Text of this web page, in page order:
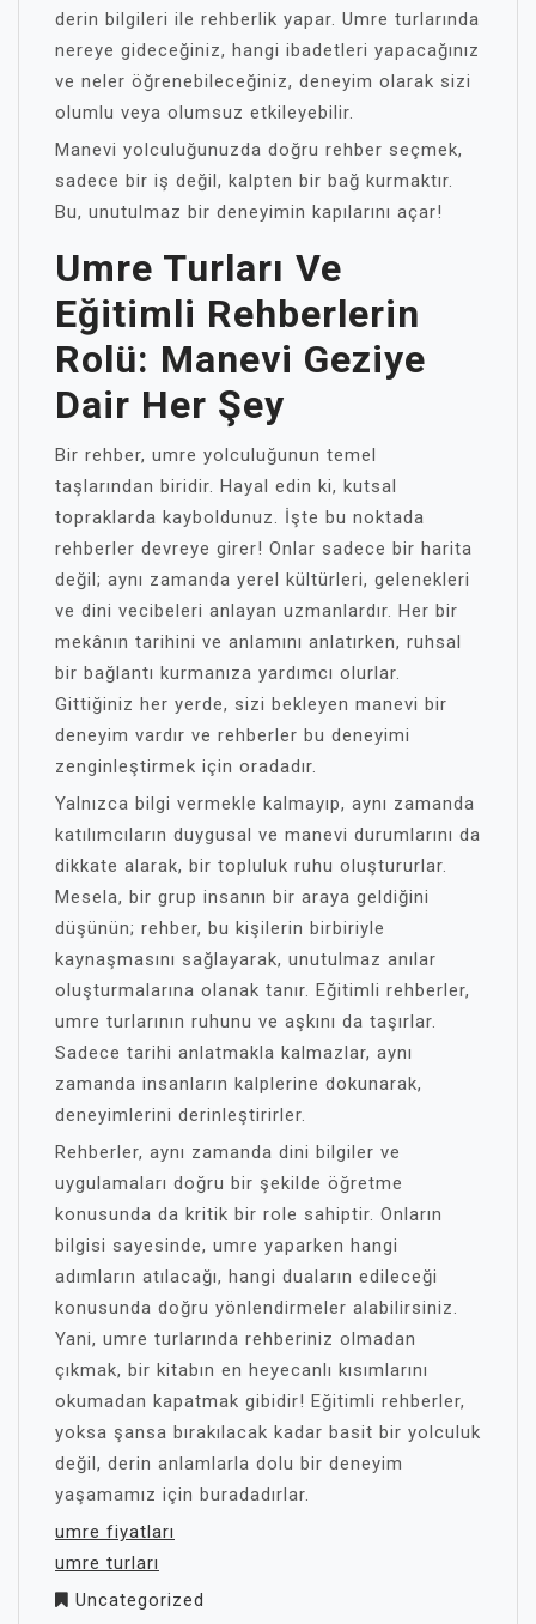
derin bilgileri ile rehberlik yapar. Umre turlarında
nereye gideceğiniz, hangi ibadetleri yapacağınız
ve neler öğrenebileceğiniz, deneyim olarak sizi
olumlu veya olumsuz etkileyebilir.
Manevi yolculuğunuzda doğru rehber seçmek,
sadece bir iş değil, kalpten bir bağ kurmaktır.
Bu, unutulmaz bir deneyimin kapılarını açar!
Umre Turları Ve
Eğitimli Rehberlerin
Rolü: Manevi Geziye
Dair Her Şey
Bir rehber, umre yolculuğunun temel
taşlarından biridir. Hayal edin ki, kutsal
topraklarda kayboldunuz. İşte bu noktada
rehberler devreye girer! Onlar sadece bir harita
değil; aynı zamanda yerel kültürleri, gelenekleri
ve dini vecibeleri anlayan uzmanlardır. Her bir
mekânın tarihini ve anlamını anlatırken, ruhsal
bir bağlantı kurmanıza yardımcı olurlar.
Gittiğiniz her yerde, sizi bekleyen manevi bir
deneyim vardır ve rehberler bu deneyimi
zenginleştirmek için oradadır.
Yalnızca bilgi vermekle kalmayıp, aynı zamanda
katılımcıların duygusal ve manevi durumlarını da
dikkate alarak, bir topluluk ruhu oluştururlar.
Mesela, bir grup insanın bir araya geldiğini
düşünün; rehber, bu kişilerin birbiriyle
kaynaşmasını sağlayarak, unutulmaz anılar
oluşturmalarına olanak tanır. Eğitimli rehberler,
umre turlarının ruhunu ve aşkını da taşırlar.
Sadece tarihi anlatmakla kalmazlar, aynı
zamanda insanların kalplerine dokunarak,
deneyimlerini derinleştirirler.
Rehberler, aynı zamanda dini bilgiler ve
uygulamaları doğru bir şekilde öğretme
konusunda da kritik bir role sahiptir. Onların
bilgisi sayesinde, umre yaparken hangi
adımların atılacağı, hangi duaların edileceği
konusunda doğru yönlendirmeler alabilirsiniz.
Yani, umre turlarında rehberiniz olmadan
çıkmak, bir kitabın en heyecanlı kısımlarını
okumadan kapatmak gibidir! Eğitimli rehberler,
yoksa şansa bırakılacak kadar basit bir yolculuk
değil, derin anlamlarla dolu bir deneyim
yaşamamız için buradadırlar.
umre fiyatları
umre turları
Uncategorized